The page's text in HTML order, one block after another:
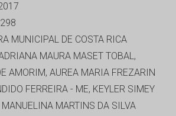
MUNICIPAL DE COSTA RICA
MAURA MASET TOBAL,
AMORIM, AUREA MARIA FREZARIN
FERREIRA - ME, KEYLER SIMEY
MARTINS DA SILVA